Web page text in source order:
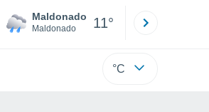
Maldonado
Maldonado 11°
°C